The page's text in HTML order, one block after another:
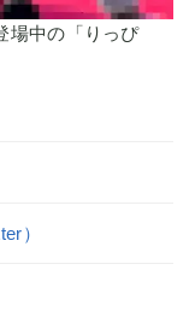
場中の「りっぴ
）